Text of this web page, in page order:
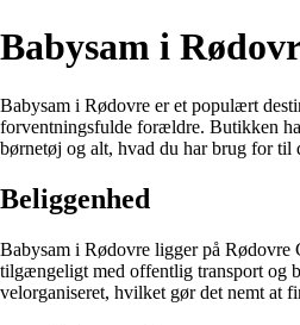
Babysam i
Babysam i Rødovre er et populært
forventningsfulde forældre. Butikken
børnetøj og alt, hvad du har brug for til
Beliggenhed
Babysam i Rødovre ligger på Rødovre
tilgængeligt med offentlig transport og
velorganiseret, hvilket gør det nemt at